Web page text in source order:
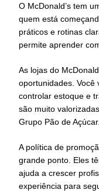
O McDonald’s tem
quem está
práticos e rotinas
permite aprender
As lojas do
oportunidades. Você
controlar estoque e
são muito
Grupo Pão de Açúcar.
A política de
grande ponto. Eles
ajuda a crescer
experiência para